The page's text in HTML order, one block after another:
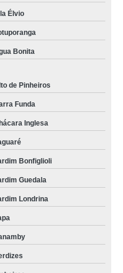
Élvio
Bonita
de Pinheiros
Funda
Inglesa
Bonfiglioli
Guedala
Londrina